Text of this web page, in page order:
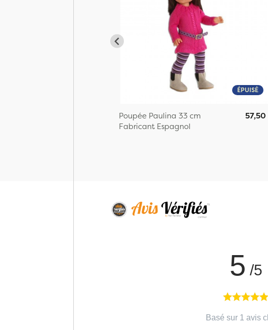
ÉPUISÉ
Poupée Paulina 33 cm
Fabricant Espagnol
57,50
5 /5
Basé sur 1 avis